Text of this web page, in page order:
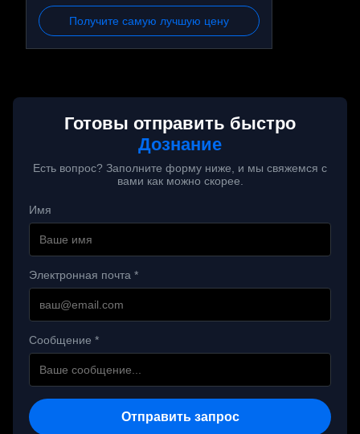
Пиковая полезная нагрузка 625,2
мм Достижение, ±0,1 мм
Получите самую лучшую цену
Готовы отправить быстро
Дознание
Есть вопрос? Заполните форму ниже, и мы свяжемся с
вами как можно скорее.
Имя
Электронная почта *
Сообщение *
Отправить запрос